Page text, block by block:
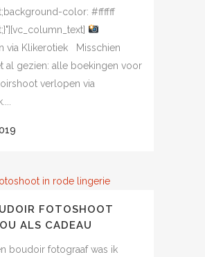
color: #ffffff
via Klikerotiek Misschien
al gezien: alle boekingen voor
verlopen via
FOTOSHOOT
ALS CADEAU
boudoir fotograaf was ik